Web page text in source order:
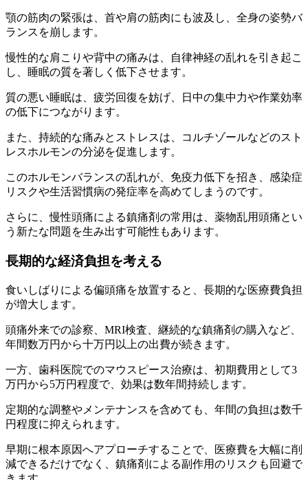
顎の筋肉の緊張は、首や肩の筋肉にも波及し、全身の姿勢バ
ランスを崩します。
慢性的な肩こりや背中の痛みは、自律神経の乱れを引き起こ
し、睡眠の質を著しく低下させます。
質の悪い睡眠は、疲労回復を妨げ、日中の集中力や作業効率
の低下につながります。
また、持続的な痛みとストレスは、コルチゾールなどのスト
レスホルモンの分泌を促進します。
このホルモンバランスの乱れが、免疫力低下を招き、感染症
リスクや生活習慣病の発症率を高めてしまうのです。
さらに、慢性頭痛による鎮痛剤の常用は、薬物乱用頭痛とい
う新たな問題を生み出す可能性もあります。
長期的な経済負担を考える
食いしばりによる偏頭痛を放置すると、長期的な医療費負担
が増大します。
頭痛外来での診察、MRI検査、継続的な鎮痛剤の購入など、
年間数万円から十万円以上の出費が続きます。
一方、歯科医院でのマウスピース治療は、初期費用として3
万円から5万円程度で、効果は数年間持続します。
定期的な調整やメンテナンスを含めても、年間の負担は数千
円程度に抑えられます。
早期に根本原因へアプローチすることで、医療費を大幅に削
減できるだけでなく、鎮痛剤による副作用のリスクも回避で